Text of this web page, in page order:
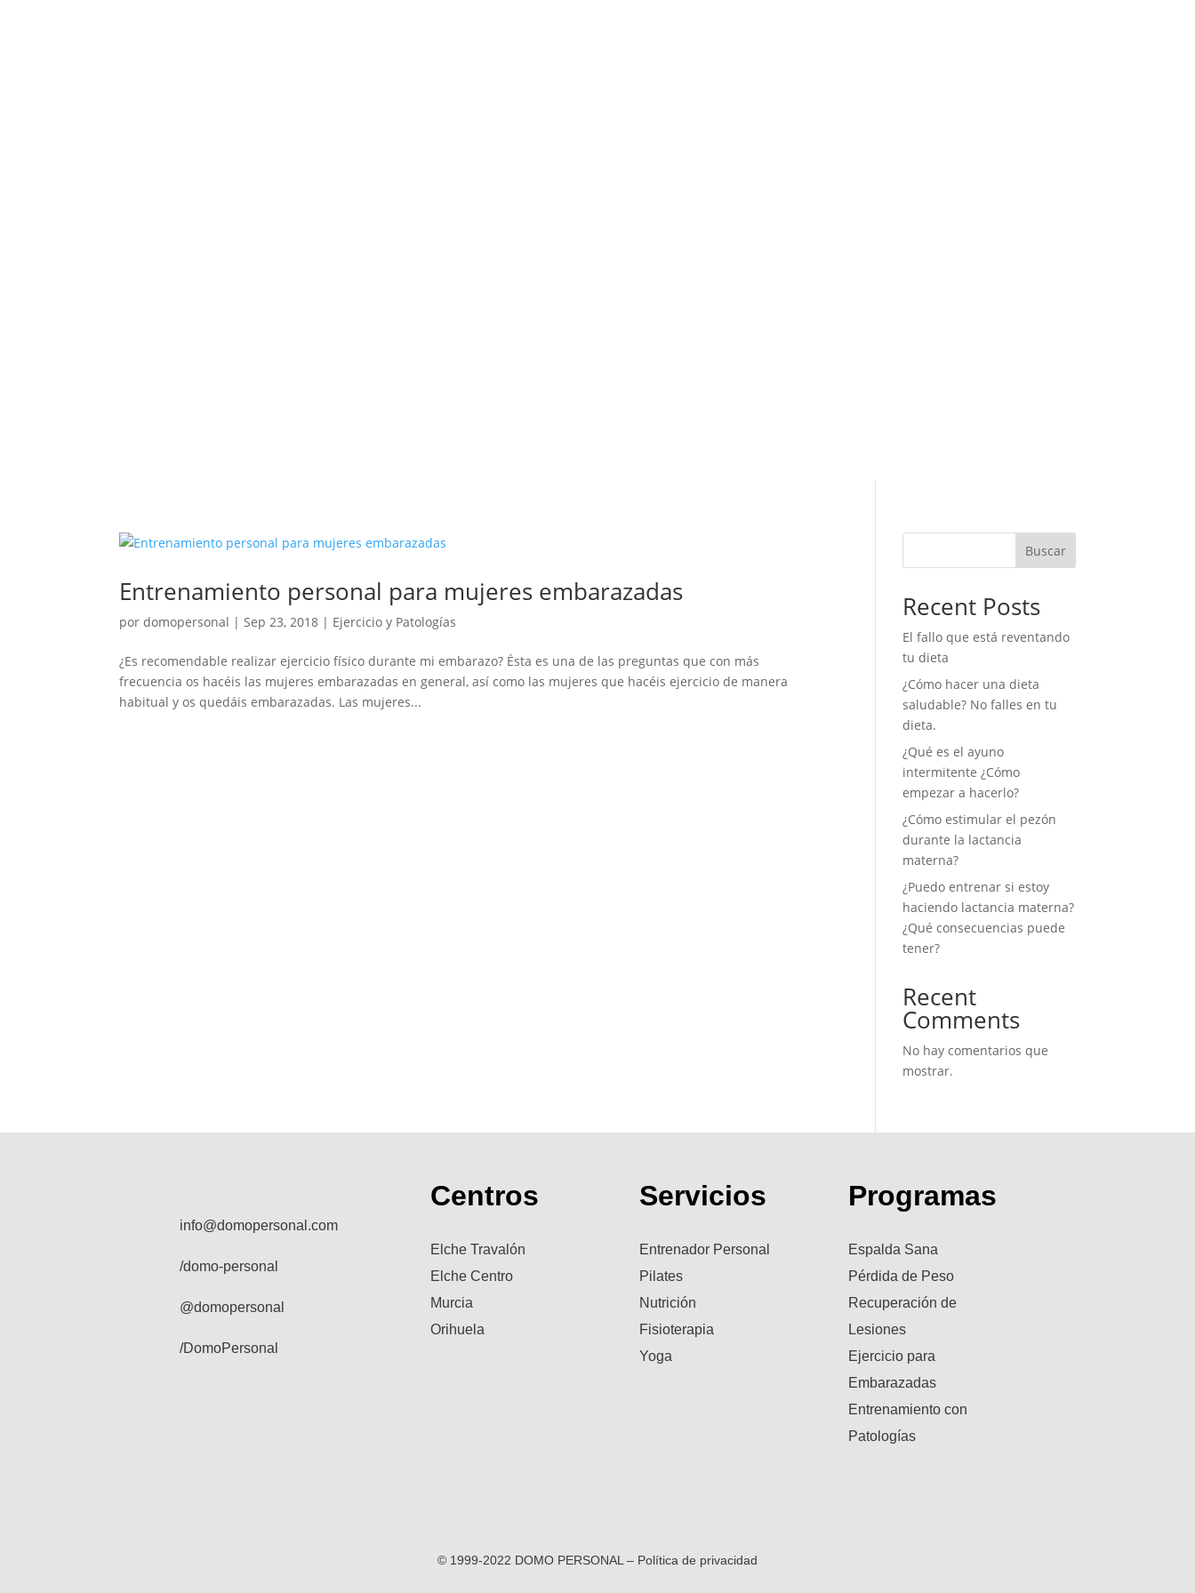
Entrenamiento personal para mujeres embarazadas
pordomopersonal |Sep 23, 2018 | Ejercicio y Patologías
¿Es recomendable realizar ejercicio físico durante mi embarazo? Ésta es una de las preguntas que con más
frecuencia os hacéis las mujeres embarazadas en general, así como las mujeres que hacéis ejercicio de manera
habitual y os quedáis embarazadas. Las mujeres...
Buscar
Recent Posts
El fallo que está reventando
tu dieta
¿Cómo hacer una dieta
saludable? No falles en tu
dieta.
¿Qué es el ayuno
intermitente ¿Cómo
empezar a hacerlo?
¿Cómo estimular el pezón
durante la lactancia
materna?
¿Puedo entrenar si estoy
haciendo lactancia materna?
¿Qué consecuencias puede
tener?
Recent
Comments
No hay comentarios que
mostrar.
info@domopersonal.com
/domo-personal
@domopersonal
/DomoPersonal
Centros
Elche Travalón
Elche Centro
Murcia
Orihuela
Servicios
Entrenador Personal
Pilates
Nutrición
Fisioterapia
Yoga
Programas
Espalda Sana
Pérdida de Peso
Recuperación de
Lesiones
Ejercicio para
Embarazadas
Entrenamiento con
Patologías
© 1999-2022 DOMO PERSONAL – Política de privacidad